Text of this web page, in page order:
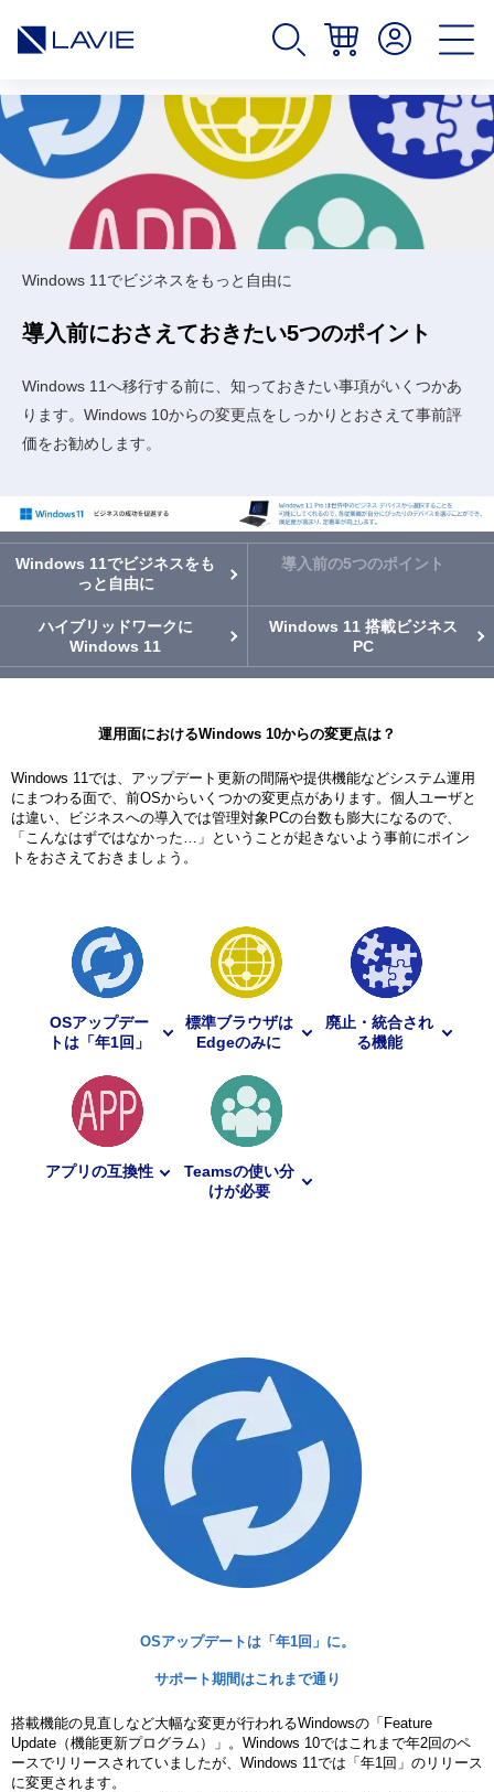
イ
ト
の
導入前におさえておきたい5つのポイント
Windows 11でビジネスをもっと自由に
Windows 11へ移行する前に、知っておきたい事項がいくつかあ
ります。Windows 10からの変更点をしっかりとおさえて事前評
価をお勧めします。
Windows 11でビジネスをも
っと自由に
導入前の5つのポイント
ハイブリッドワークに
Windows 11
Windows 11 搭載ビジネス
PC
運用面におけるWindows 10からの変更点は？
Windows 11では、アップデート更新の間隔や提供機能などシステム運用
にまつわる面で、前OSからいくつかの変更点があります。個人ユーザと
は違い、ビジネスへの導入では管理対象PCの台数も膨大になるので、
「こんなはずではなかった…」ということが起きないよう事前にポイン
トをおさえておきましょう。
OSアップデー
トは「年1回」
標準ブラウザは
Edgeのみに
廃止・統合され
る機能
アプリの互換性
Teamsの使い分
けが必要
OSアップデートは「年1回」に。
サポート期間はこれまで通り
搭載機能の見直しなど大幅な変更が行われるWindowsの「Feature
Update（機能更新プログラム）」。Windows 10ではこれまで年2回のペ
ースでリリースされていましたが、Windows 11では「年1回」のリリース
に変更されます。